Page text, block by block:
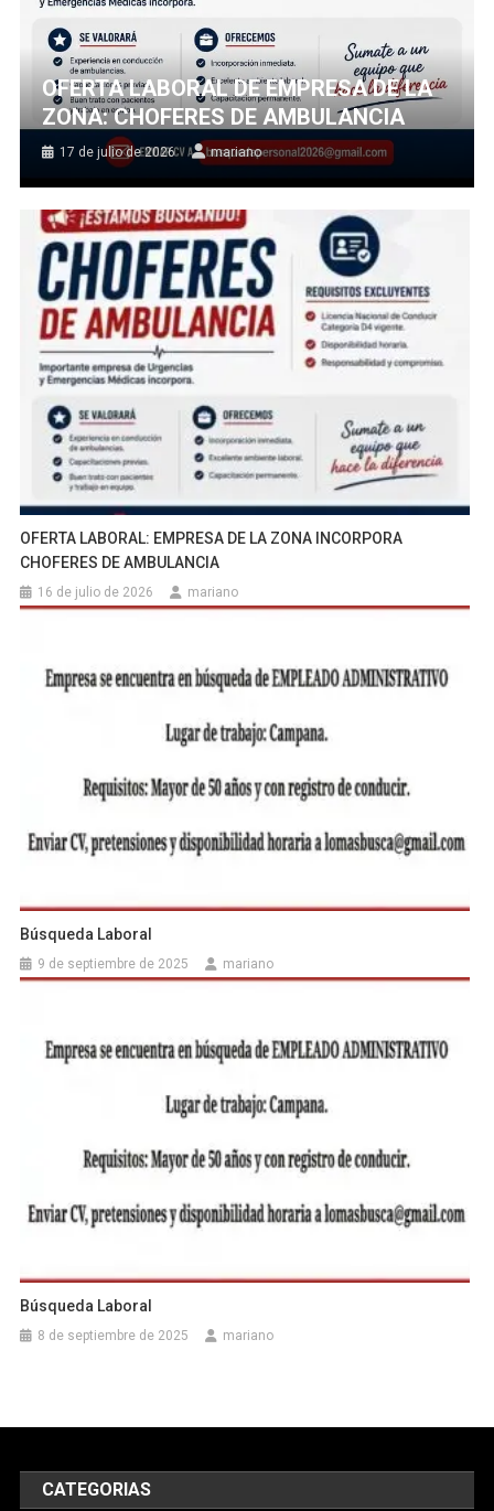
OFERTA LABORAL DE EMPRESA DE LA
ZONA: CHOFERES DE AMBULANCIA
17 de julio de 2026 mariano
OFERTA LABORAL: EMPRESA DE LA ZONA INCORPORA
CHOFERES DE AMBULANCIA
16 de julio de 2026 mariano
Búsqueda Laboral
9 de septiembre de 2025 mariano
Búsqueda Laboral
8 de septiembre de 2025 mariano
CATEGORIAS